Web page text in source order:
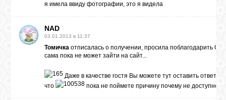
я имела ввиду фотографии, это я видела
NAD
03.01.2013 в 11:37
Томичка отписалась о получении, просила поблагодарить
сама пока не может зайти на сайт...
Даже в качестве гостя Вы можете тут оставить ответ
что
пока не поймете причину почему не доступно